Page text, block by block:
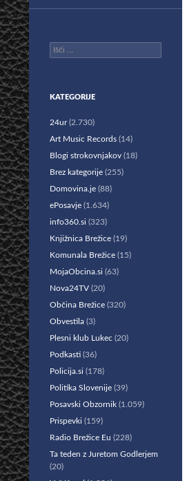
Išči:
KATEGORIJE
24ur(2.730)
Art Music Records (14)
Blogi strokovnjakov (18)
Brez kategorije (255)
Domovina.je (88)
ePosavje (1.634)
info360.si (323)
Knjižnica Brežice (19)
Komunala Brežice (15)
MojaObcina.si (63)
Nova24TV (20)
Občina Brežice (320)
Obvestila (3)
Plesni klub Lukec (20)
Podkasti (36)
Policija.si (178)
Politika Slovenije (39)
Posavski Obzornik (1.059)
Prispevki (159)
Radio Brežice Eu (228)
Ta teden z Juretom Godlerjem
(20)